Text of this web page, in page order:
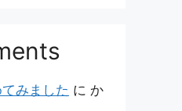
みました に か